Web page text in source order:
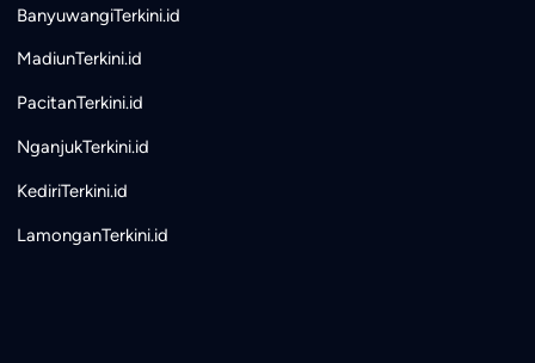
BanyuwangiTerkini.id
MadiunTerkini.id
PacitanTerkini.id
NganjukTerkini.id
KediriTerkini.id
LamonganTerkini.id